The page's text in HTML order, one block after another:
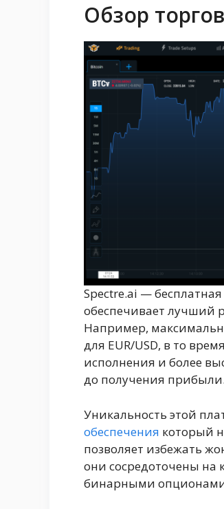
Обзор
Spectre.ai —
обеспечивает лучший
Например,
для EUR/USD, в то
исполнения и более
до получения прибыли.
Уникальность этой
обеспечения который
позволяет избежать
они сосредоточены на
бинарными